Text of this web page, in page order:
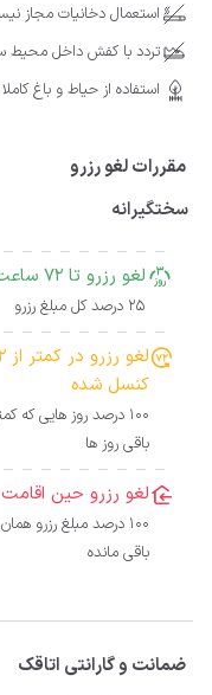
استعمال دخانیات مجاز
تردد با کفش داخل محیط
استفاده از حیاط و باغ
مقررات لغو رزرو
سختگیرانه
لغو رزرو تا 72 ساعت مانده به زمان ورود روز کنسل شده
25 درصد کل مبلغ رزرو
کنسل شده
باقی روز ها
لغو رزرو حین اقامت
باقی مانده
ضمانت و گارانتی اتاقک